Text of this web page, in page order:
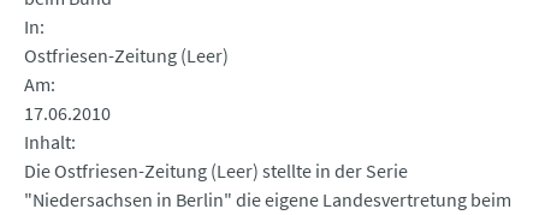
In
Ostfriesen-Zeitung (Leer)
Am
17.06.2010
Inhalt
Die Ostfriesen-Zeitung (Leer) stellte in der Serie
"Niedersachsen in Berlin" die eigene Landesvertretung beim